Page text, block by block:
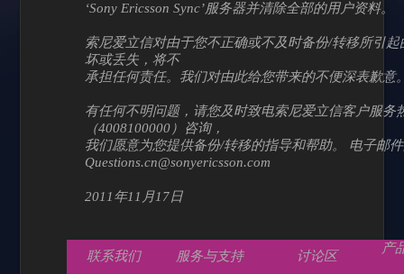
‘Sony Ericsson Sync’服务器并清除全部的用户资料。
索尼爱立信对由于您不正确或不及时备份/转移所引起
坏或丢失，将不
承担任何责任。我们对由此给您带来的不便深表歉意
有任何不明问题，请您及时致电索尼爱立信客户服务
（4008100000）咨询，
我们愿意为您提供备份/转移的指导和帮助。 电子邮
Questions.cn@sonyericsson.com
2011年11月17日
联系我们 服务与支持 讨论区
产